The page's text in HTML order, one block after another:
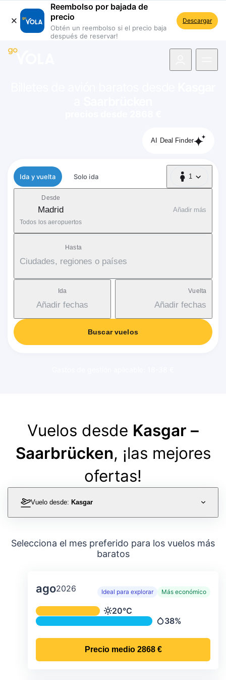
Reembolso por bajada de
precio
Obtén un reembolso si el precio baja
después de reservar!
Descargar
AI Deal Finder
Tipo de vuelo
Ida y vuelta Solo ida 1
1 Pasajero
Desde
Madrid
Todos los aeropuertos
Añadir más
Hasta
Ciudades, regiones o países
Ida
Añadir fechas
Vuelta
Añadir fechas
Buscar vuelos
Vuelos desde Kasgar –
Saarbrücken, ¡las mejores
ofertas!
Vuelo desde: Kasgar
Selecciona el mes preferido para los vuelos más
baratos
ago2026 Ideal para explorar Más económico
Temperatura y precipitación media
Temperatura
20°C
Precipitación
38%
Precio medio 2868 €